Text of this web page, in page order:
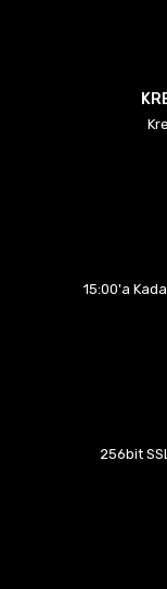
15:00'a
256bit